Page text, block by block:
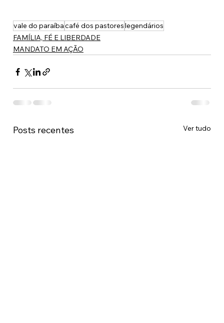
vale do paraíbacafé dos pastoreslegendários
FAMÍLIA, FÉ E LIBERDADE
MANDATO EM AÇÃO
Posts recentes Ver tudo